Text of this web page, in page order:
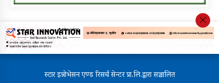
स्टार इन्नोभेसन एण्ड रिसर्च सेन्टर प्रा.लि.द्वारा सञ्चालित